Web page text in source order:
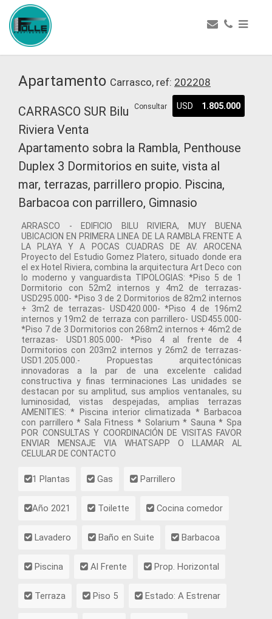
Apartamento Carrasco, ref: 202208
Consultar USD 1.805.000
CARRASCO SUR Bilu
Riviera Venta
Apartamento sobra la Rambla, Penthouse
Duplex 3 Dormitorios en suite, vista al
mar, terrazas, parrillero propio. Piscina,
Barbacoa con parrillero, Gimnasio
ARRASCO - EDIFICIO BILU RIVIERA, MUY BUENA
UBICACION EN PRIMERA LINEA DE LA RAMBLA FRENTE A
LA PLAYA Y A POCAS CUADRAS DE AV. AROCENA
Proyecto del Estudio Gomez Platero, situado donde era
el ex Hotel Riviera, combina la arquitectura Art Deco con
lo moderno y vanguardista TIPOLOGIAS: *Piso 5 de 1
Dormitorio con 52m2 internos y 4m2 de terrazas-
USD295.000- *Piso 3 de 2 Dormitorios de 82m2 internos
+ 3m2 de terrazas- USD420.000- *Piso 4 de 196m2
internos y 19m2 de terraza con parrillero- USD455.000-
*Piso 7 de 3 Dormitorios con 268m2 internos + 46m2 de
terrazas- USD1.805.000- *Piso 4 al frente de 4
Dormitorios con 203m2 internos y 26m2 de terrazas-
USD1.205.000.- Propuestas arquitectónicas
innovadoras a la par de una excelente calidad
constructiva y finas terminaciones Las unidades se
destacan por su amplitud, sus amplios ventanales, su
luminosidad, vistas despejadas, amplias terrazas
AMENITIES: * Piscina interior climatizada * Barbacoa
con parrillero * Sala Fitness * Solarium * Sauna * Spa
POR CONSULTAS Y COORDINACIÓN DE VISITAS FAVOR
ENVIAR MENSAJE VIA WHATSAPP O LLAMAR AL
CELULAR DE CONTACTO
1 Plantas Gas Parrillero
Año 2021 Toilette Cocina comedor
Lavadero Baño en Suite Barbacoa
Piscina Al Frente Prop. Horizontal
Terraza Piso 5 Estado: A Estrenar